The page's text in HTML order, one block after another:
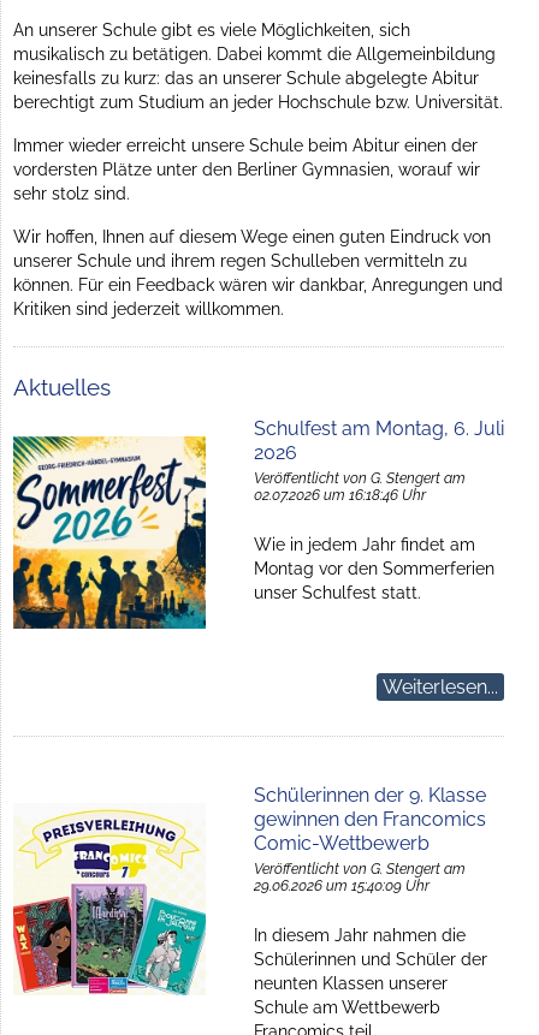
An unserer Schule gibt es viele Möglichkeiten, sich
musikalisch zu betätigen. Dabei kommt die Allgemeinbildung
keinesfalls zu kurz: das an unserer Schule abgelegte Abitur
berechtigt zum Studium an jeder Hochschule bzw. Universität.
Immer wieder erreicht unsere Schule beim Abitur einen der
vordersten Plätze unter den Berliner Gymnasien, worauf wir
sehr stolz sind.
Wir hoffen, Ihnen auf diesem Wege einen guten Eindruck von
unserer Schule und ihrem regen Schulleben vermitteln zu
können. Für ein Feedback wären wir dankbar, Anregungen und
Kritiken sind jederzeit willkommen.
Aktuelles
Schulfest am Montag, 6. Juli
2026
Veröffentlicht von G. Stengert am
02.07.2026 um 16:18:46 Uhr
Wie in jedem Jahr findet am
Montag vor den Sommerferien
unser Schulfest statt.
Weiterlesen...
Schülerinnen der 9. Klasse
gewinnen den Francomics
Comic-Wettbewerb
Veröffentlicht von G. Stengert am
29.06.2026 um 15:40:09 Uhr
In diesem Jahr nahmen die
Schülerinnen und Schüler der
neunten Klassen unserer
Schule am Wettbewerb
Francomics teil.